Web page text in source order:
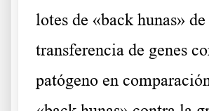
lotes de «back hunas» de
transferencia de genes
patógeno en